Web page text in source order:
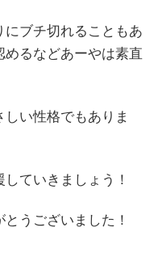
にブチ切れることもあ
めるなどあーやは素直
い性格でもありま
ていきましょう！
うございました！